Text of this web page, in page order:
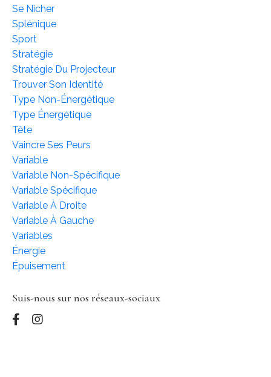
Se Nicher
Splénique
Sport
Stratégie
Stratégie Du Projecteur
Trouver Son Identité
Type Non-Énergétique
Type Énergétique
Tête
Vaincre Ses Peurs
Variable
Variable Non-Spécifique
Variable Spécifique
Variable À Droite
Variable À Gauche
Variables
Énergie
Épuisement
Suis-nous sur nos réseaux-sociaux